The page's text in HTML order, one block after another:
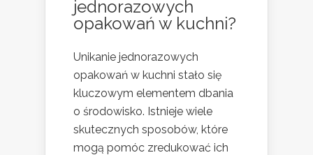
jednorazowych
opakowań w kuchni?
Unikanie jednorazowych
opakowań w kuchni stało się
kluczowym elementem dbania
o środowisko. Istnieje wiele
skutecznych sposobów, które
mogą pomóc zredukować ich